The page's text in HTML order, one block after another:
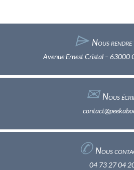
⌲ Nous rendre
Avenue Ernest Cristal – 63000
✉︎Nous
✆ Nous
04 73 27 04